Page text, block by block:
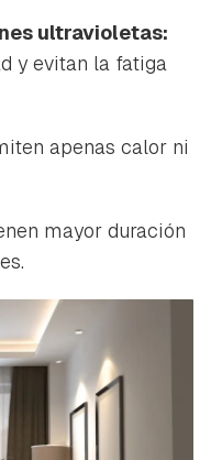
ultravioletas:
y evitan la fatiga
apenas calor ni
mayor duración